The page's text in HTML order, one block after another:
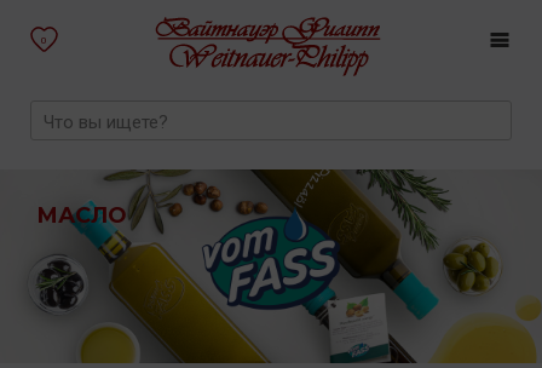
0
МАСЛО